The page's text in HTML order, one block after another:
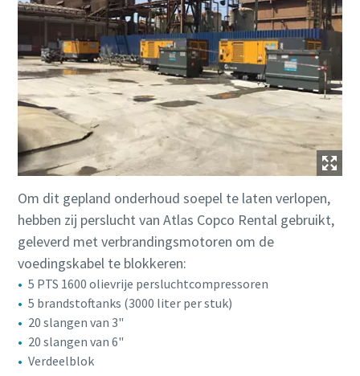
Om dit gepland onderhoud soepel te laten verlopen,
hebben zij perslucht van Atlas Copco Rental gebruikt,
geleverd met verbrandingsmotoren om de
voedingskabel te blokkeren:
5 PTS 1600 olievrije persluchtcompressoren
5 brandstoftanks (3000 liter per stuk)
20 slangen van 3"
20 slangen van 6"
Verdeelblok